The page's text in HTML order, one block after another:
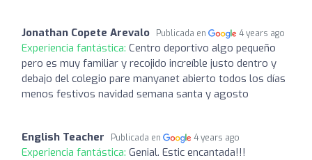
Jonathan Copete Arevalo Publicada en 4 years ago
Experiencia fantástica: Centro deportivo algo pequeño
pero es muy familiar y recojido increíble justo dentro y
debajo del colegio pare manyanet abierto todos los días
menos festivos navidad semana santa y agosto
English Teacher Publicada en 4 years ago
Experiencia fantástica: Genial. Estic encantada!!!